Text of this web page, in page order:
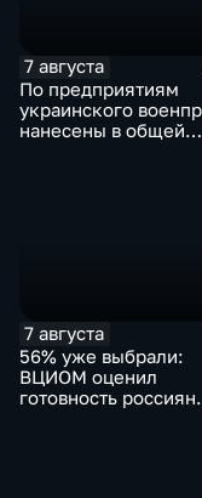
7 августа
По предприятиям
украинского
нанесены в общей
7 августа
56% уже выбрали:
ВЦИОМ оценил
готовность россиян